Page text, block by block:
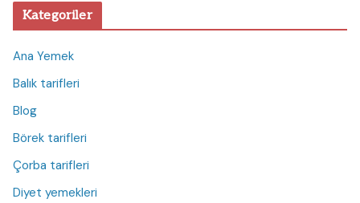
Kategoriler
Ana Yemek
Balık tarifleri
Blog
Börek tarifleri
Çorba tarifleri
Diyet yemekleri